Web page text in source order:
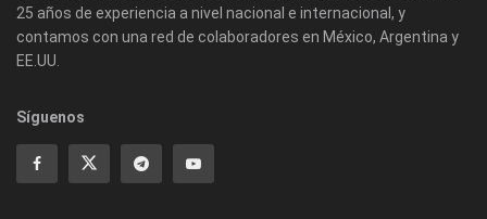
25 años de experiencia a nivel nacional e internacional, y
contamos con una red de colaboradores en México, Argentina y
EE.UU.
Síguenos